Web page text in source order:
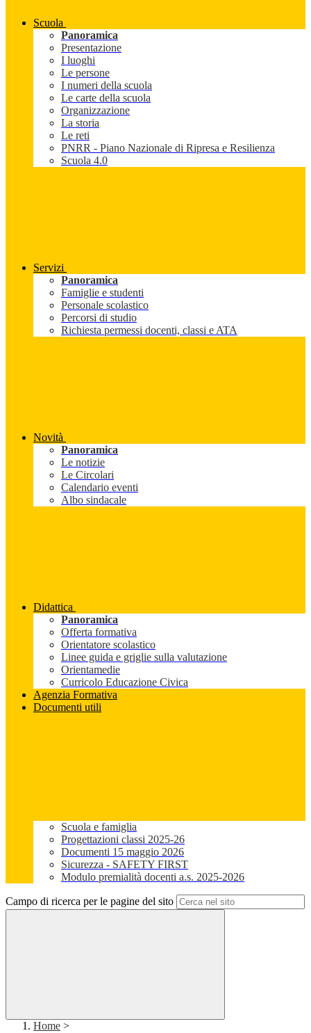
Scuola
Panoramica
Presentazione
I luoghi
Le persone
I numeri della scuola
Le carte della scuola
Organizzazione
La storia
Le reti
PNRR - Piano Nazionale di Ripresa e Resilienza
Scuola 4.0
Servizi
Panoramica
Famiglie e studenti
Personale scolastico
Percorsi di studio
Richiesta permessi docenti, classi e ATA
Novità
Panoramica
Le notizie
Le Circolari
Calendario eventi
Albo sindacale
Didattica
Panoramica
Offerta formativa
Orientatore scolastico
Linee guida e griglie sulla valutazione
Orientamedie
Curricolo Educazione Civica
Agenzia Formativa
Documenti utili
Scuola e famiglia
Progettazioni classi 2025-26
Documenti 15 maggio 2026
Sicurezza - SAFETY FIRST
Modulo premialità docenti a.s. 2025-2026
Campo di ricerca per le pagine del sito
Home >